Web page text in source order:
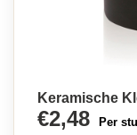
Keramische
€2,48 Per